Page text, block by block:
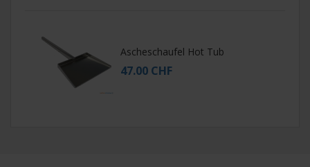
Ascheschaufel Hot Tub
47.00 CHF